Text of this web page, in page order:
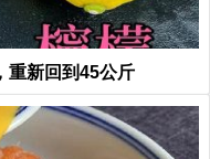
重新回到45公斤